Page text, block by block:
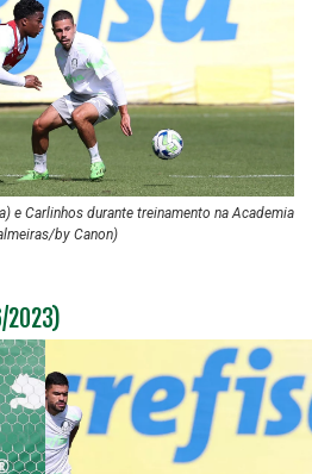
e Carlinhos durante treinamento na Academia
by Canon)
2023)